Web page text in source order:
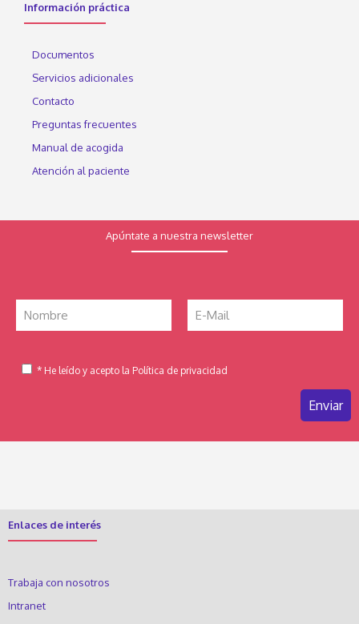
Información práctica
Documentos
Servicios adicionales
Contacto
Preguntas frecuentes
Manual de acogida
Atención al paciente
Apúntate a nuestra newsletter
* He leído y acepto la Política de privacidad
Enlaces de interés
Trabaja con nosotros
Intranet